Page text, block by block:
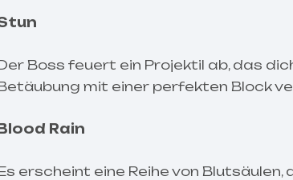
Boss feuert ein Projektil ab, das
mit einer perfekten Block
Rain
erscheint eine Reihe von